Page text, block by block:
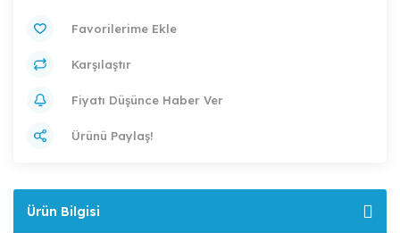
Karşılaştır
Fiyatı Düşünce Haber Ver
Ürünü Paylaş!
Ürün Bilgisi